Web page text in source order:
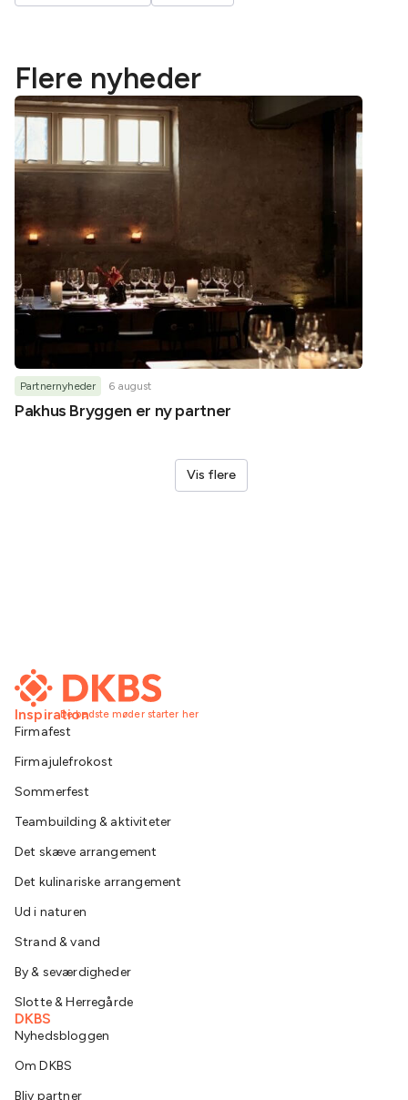
Flere nyheder
Partnernyheder 6 august
Pakhus Bryggen er ny partner
Vis flere
De bedste møder starter her
Inspiration
Firmafest
Firmajulefrokost
Sommerfest
Teambuilding & aktiviteter
Det skæve arrangement
Det kulinariske arrangement
Ud i naturen
Strand & vand
By & seværdigheder
Slotte & Herregårde
DKBS
Nyhedsbloggen
Om DKBS
Bliv partner